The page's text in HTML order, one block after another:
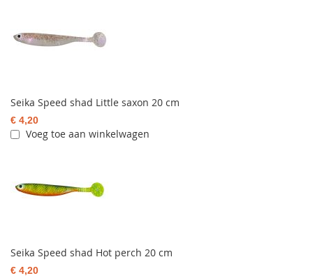
Seika Speed shad Little saxon 20 cm
€ 4,20
Voeg toe aan winkelwagen
Seika Speed shad Hot perch 20 cm
€ 4,20